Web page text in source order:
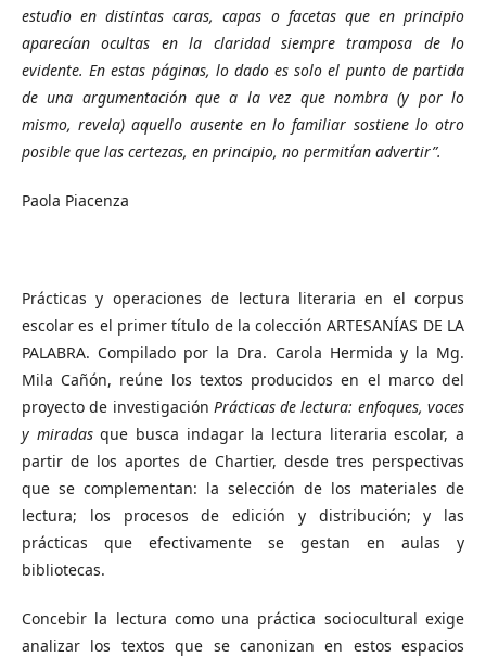
estudio en distintas caras, capas o facetas que en principio
aparecían ocultas en la claridad siempre tramposa de lo
evidente. En estas páginas, lo dado es solo el punto de partida
de una argumentación que a la vez que nombra (y por lo
mismo, revela) aquello ausente en lo familiar sostiene lo otro
posible que las certezas, en principio, no permitían advertir”.
Paola Piacenza
Prácticas y operaciones de lectura literaria en el corpus
escolar es el primer título de la colección ARTESANÍAS DE LA
PALABRA. Compilado por la Dra. Carola Hermida y la Mg.
Mila Cañón, reúne los textos producidos en el marco del
proyecto de investigación Prácticas de lectura: enfoques, voces
y miradasque busca indagar la lectura literaria escolar, a
partir de los aportes de Chartier, desde tres perspectivas
que se complementan: la selección de los materiales de
lectura; los procesos de edición y distribución; y las
prácticas que efectivamente se gestan en aulas y
bibliotecas.
Concebir la lectura como una práctica sociocultural exige
analizar los textos que se canonizan en estos espacios